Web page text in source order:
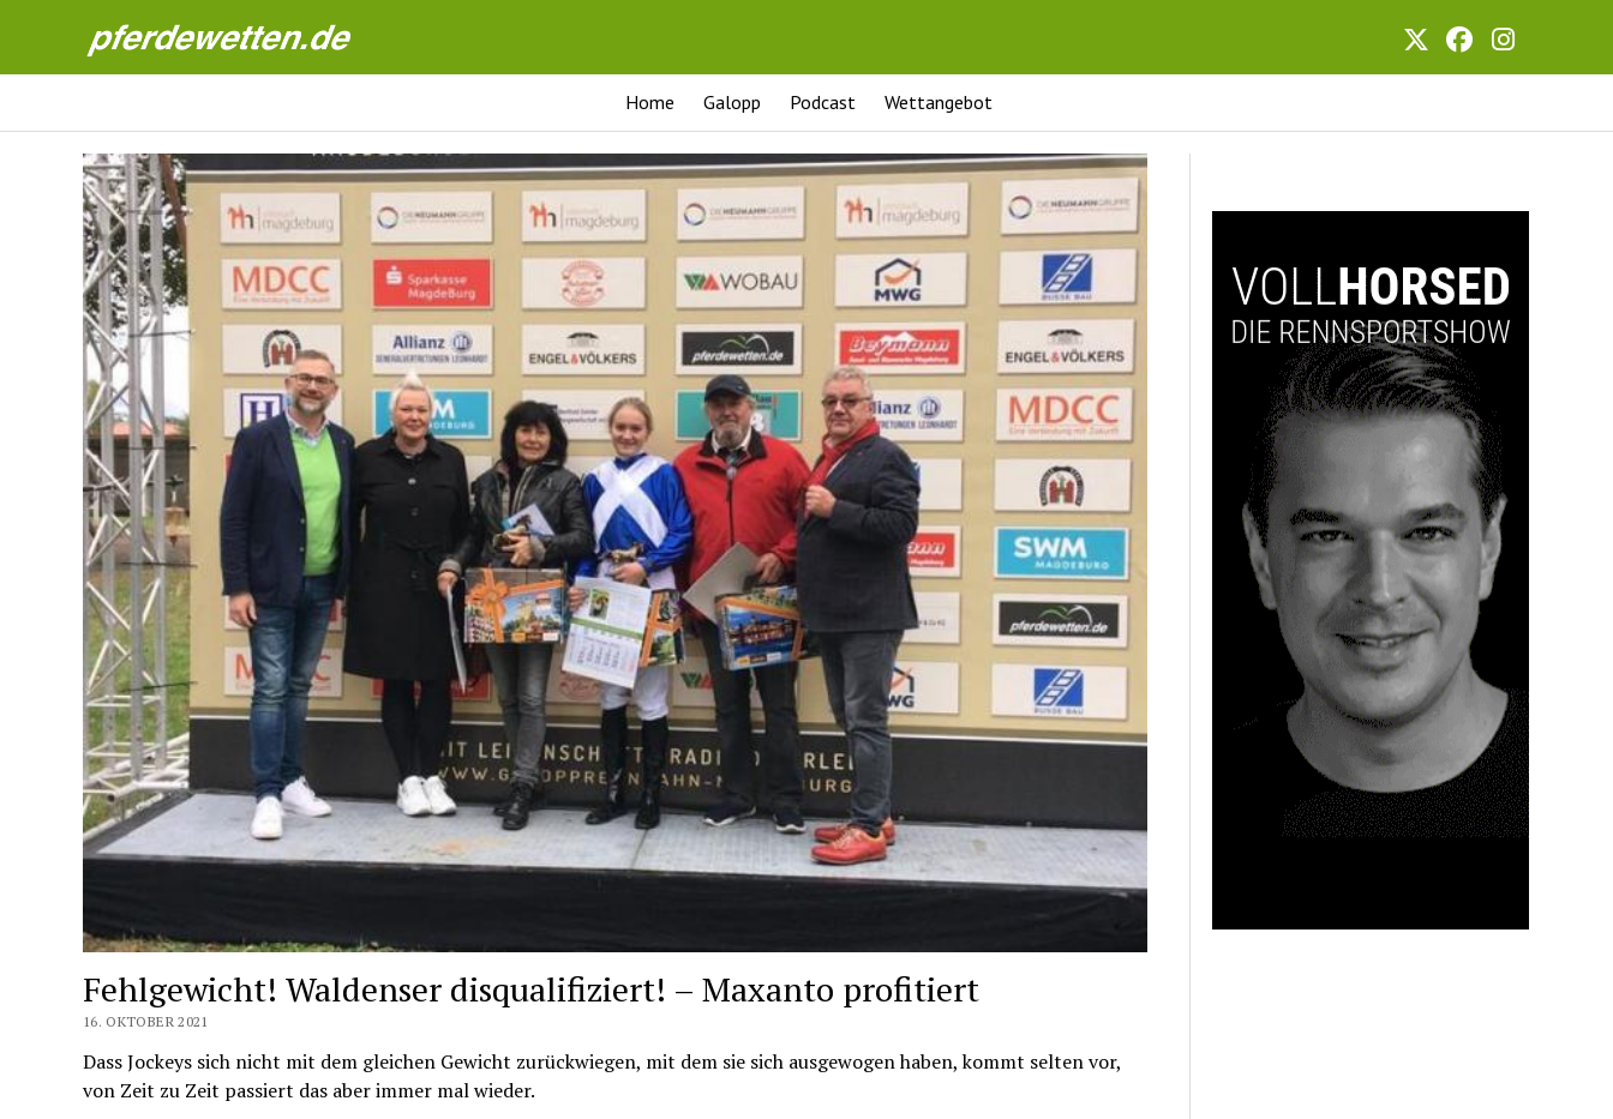
Pferdewetten News
Home Galopp Podcast Wettangebot
Fehlgewicht! Waldenser disqualifiziert! – Maxanto profitiert
16. OKTOBER 2021
Dass Jockeys sich nicht mit dem gleichen Gewicht zurückwiegen, mit dem sie sich ausgewogen haben, kommt selten vor,
von Zeit zu Zeit passiert das aber immer mal wieder.